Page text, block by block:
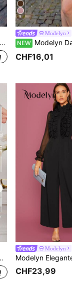
5
Modelyn
NEW Modelyn Damen Frühling/Sommer grünes
CHF16,01
Modelyn
CHF23,99